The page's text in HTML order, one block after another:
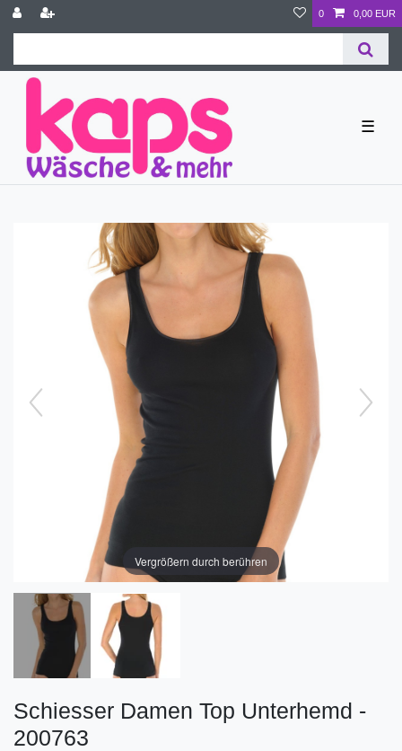
0 0,00 EUR
☰
Vergrößern durch berühren
Schiesser Damen Top Unterhemd -
200763